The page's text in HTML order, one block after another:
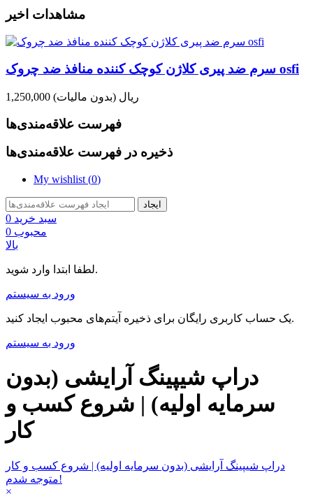
مشاهدات اخیر
سرم ضد پیری کلاژن کوچک کننده منافذ ضد چروک osfi
1,250,000 ریال (بدون مالیات)
فهرست علاقه‌مندی‌ها
ذخیره در فهرست علاقه‌مندی‌ها
My wishlist (0)
ایجاد
سبد خرید 0
محبوب 0
بالا
لطفا ابتدا وارد شوید.
ورود به سیستم
یک حساب کاربری رایگان برای ذخیره آیتم‌های محبوب ایجاد کنید.
ورود به سیستم
دراپ شیپینگ آرایشی (بدون
سرمایه اولیه) | شروع کسب و
کار
دراپ شیپینگ آرایشی (بدون سرمایه اولیه) | شروع کسب و کار
متوجه شدم!
×